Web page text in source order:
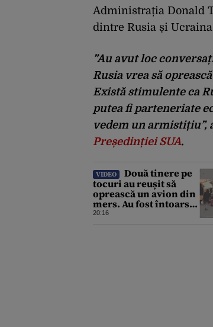
Administrația Donald
dintre Rusia și
”Au avut loc
Rusia vrea să
Există stimulente ca
putea fi parteneriate
vedem un armistițiu”,
Președinției SUA.
VIDEO
Două tinere pe
tocuri au reușit să
oprească un avion din
mers. Au fost întoarse
din „cursă” în ultima
20:16